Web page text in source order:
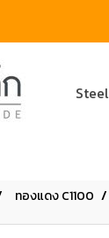
Steel
ทองแดง C1100